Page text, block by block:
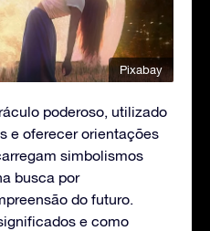
Pixabay
poderoso, utilizado
e oferecer orientações
simbolismos
busca por
do futuro.
e como